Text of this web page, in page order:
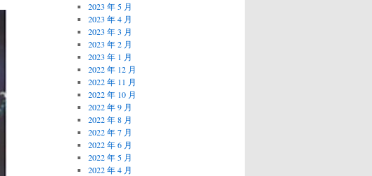
2023 年 5 月
2023 年 4 月
2023 年 3 月
2023 年 2 月
2023 年 1 月
2022 年 12 月
2022 年 11 月
2022 年 10 月
2022 年 9 月
2022 年 8 月
2022 年 7 月
2022 年 6 月
2022 年 5 月
2022 年 4 月